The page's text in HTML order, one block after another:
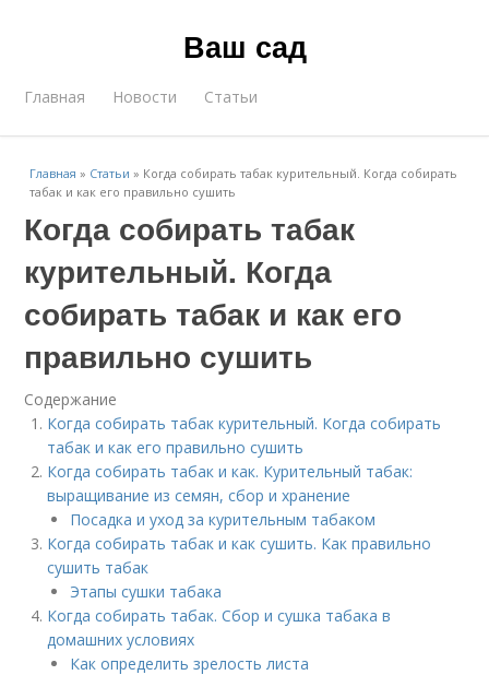
Ваш сад
Главная Новости Статьи
Главная » Статьи » Когда собирать табак курительный. Когда собирать
табак и как его правильно сушить
Когда собирать табак
курительный. Когда
собирать табак и как его
правильно сушить
Содержание
Когда собирать табак курительный. Когда собирать
табак и как его правильно сушить
Когда собирать табак и как. Курительный табак:
выращивание из семян, сбор и хранение
Посадка и уход за курительным табаком
Когда собирать табак и как сушить. Как правильно
сушить табак
Этапы сушки табака
Когда собирать табак. Сбор и сушка табака в
домашних условиях
Как определить зрелость листа